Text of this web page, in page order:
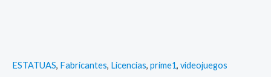
ESTATUAS, Fabricantes, Licencias, prime1, videojuegos
Series